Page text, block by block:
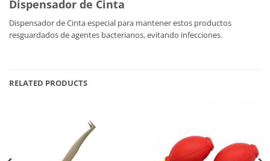
Dispensador de Cinta
Dispensador de Cinta especial para mantener estos productos
resguardados de agentes bacterianos, evitando infecciones.
RELATED PRODUCTS